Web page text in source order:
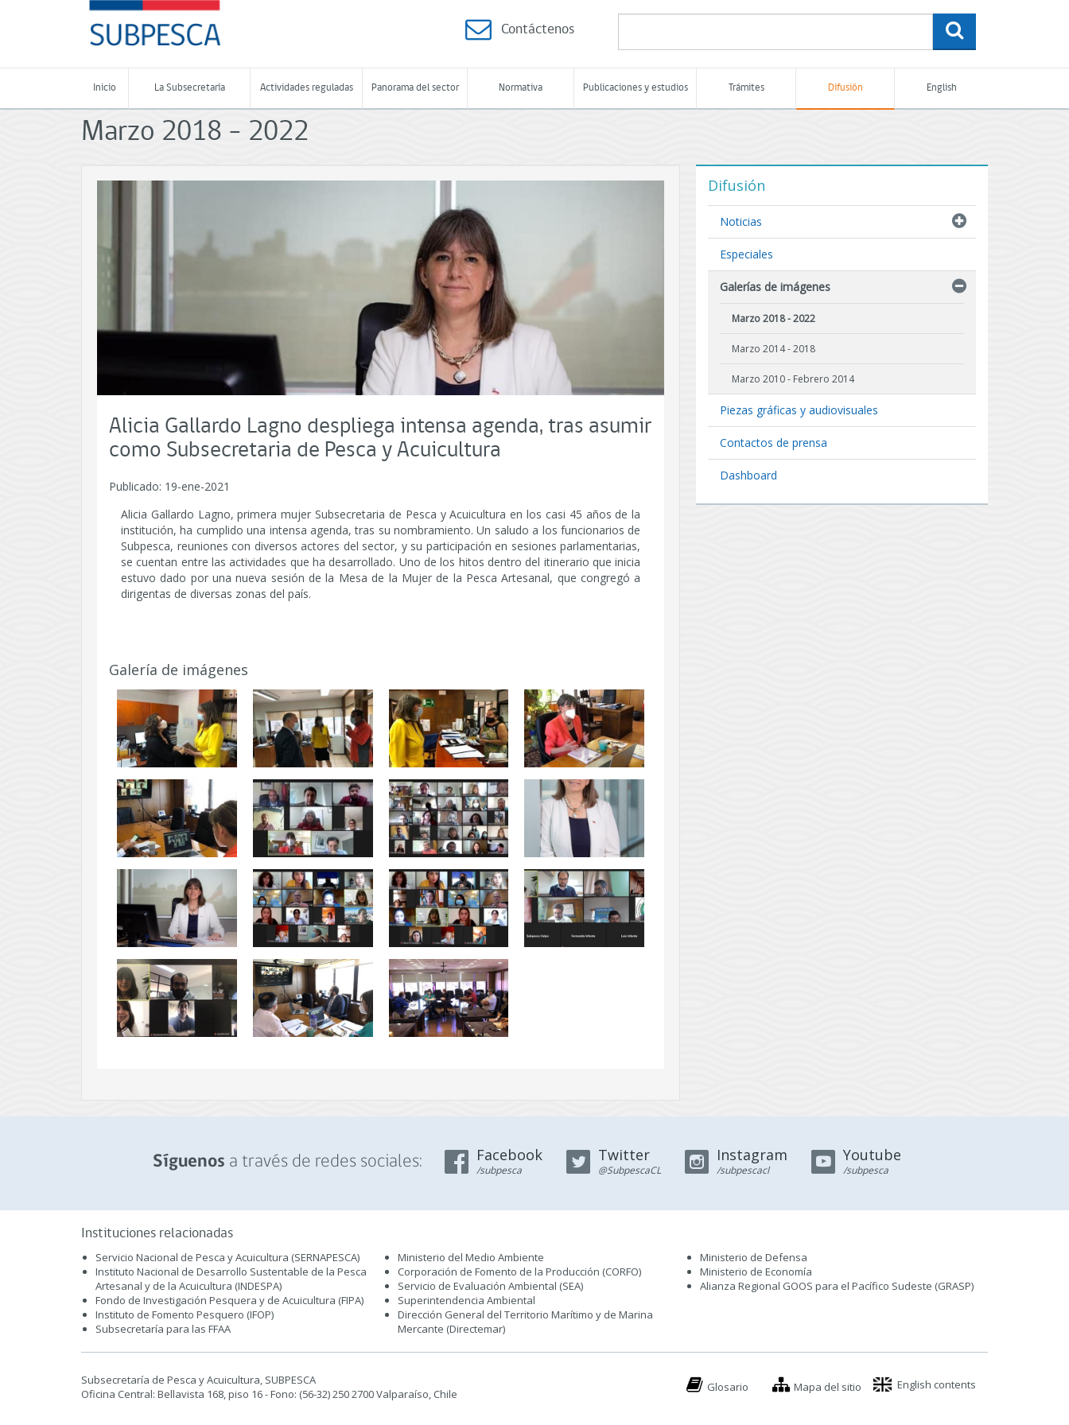
-
Subsecretaría
de
Pesca
Acuicultura
-
Chile
Contáctenos
Inicio La Subsecretaría Actividades reguladas Panorama del sector Normativa Publicaciones y estudios Trámites Difusión English
Marzo 2018 - 2022
Alicia Gallardo Lagno despliega intensa agenda, tras asumir
como Subsecretaria de Pesca y Acuicultura
Publicado: 19-ene-2021
Alicia Gallardo Lagno, primera mujer Subsecretaria de Pesca y Acuicultura en los casi 45 años de la
institución, ha cumplido una intensa agenda, tras su nombramiento. Un saludo a los funcionarios de
Subpesca, reuniones con diversos actores del sector, y su participación en sesiones parlamentarias,
se cuentan entre las actividades que ha desarrollado. Uno de los hitos dentro del itinerario que inicia
estuvo dado por una nueva sesión de la Mesa de la Mujer de la Pesca Artesanal, que congregó a
dirigentas de diversas zonas del país.
Galería de imágenes
Difusión
Noticias
Especiales
Galerías de imágenes
Marzo 2018 - 2022
Marzo 2014 - 2018
Marzo 2010 - Febrero 2014
Piezas gráficas y audiovisuales
Contactos de prensa
Dashboard
Síguenos a través de redes sociales: Facebook
/subpesca
Twitter
@SubpescaCL
Instagram
/subpescacl
Youtube
/subpesca
Instituciones relacionadas
Servicio Nacional de Pesca y Acuicultura (SERNAPESCA)
Instituto Nacional de Desarrollo Sustentable de la Pesca
Artesanal y de la Acuicultura (INDESPA)
Fondo de Investigación Pesquera y de Acuicultura (FIPA)
Instituto de Fomento Pesquero (IFOP)
Subsecretaría para las FFAA
Ministerio del Medio Ambiente
Corporación de Fomento de la Producción (CORFO)
Servicio de Evaluación Ambiental (SEA)
Superintendencia Ambiental
Dirección General del Territorio Marítimo y de Marina
Mercante (Directemar)
Ministerio de Defensa
Ministerio de Economía
Alianza Regional GOOS para el Pacífico Sudeste (GRASP)
Subsecretaría de Pesca y Acuicultura, SUBPESCA
Oficina Central: Bellavista 168, piso 16 - Fono: (56-32) 250 2700 Valparaíso, Chile
Glosario Mapa del sitio English contents